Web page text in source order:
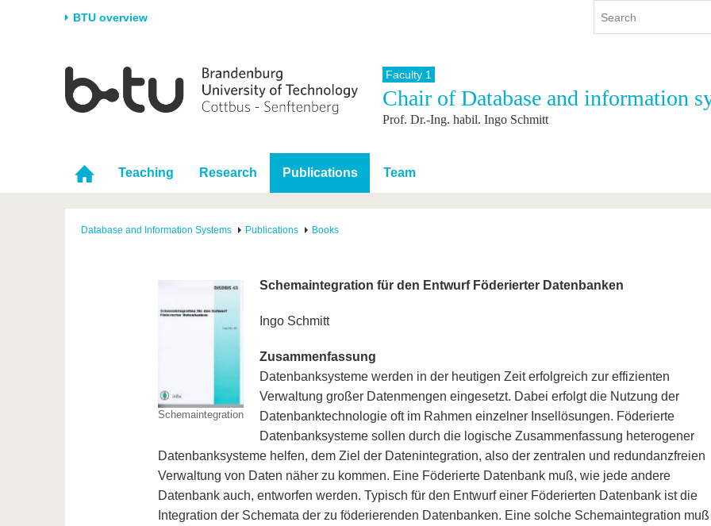
BTU overview
University
Career & Commitment
Partnerships & structural
change
Research
Research Support
Young Academics
Study
Study program
During studies
After Graduation
International
International Profile
International Students
Continuing Education
Faculty 1
Chair of Database and information
Prof. Dr.-Ing. habil. Ingo Schmitt
Teaching Research Publications Team
Database and Information Systems Publications Books
Schemaintegration
Schemaintegration für den Entwurf Föderierter Datenbanken
Ingo Schmitt
Zusammenfassung
Datenbanksysteme werden in der heutigen Zeit erfolgreich zur effizienten
Verwaltung großer Datenmengen eingesetzt. Dabei erfolgt die Nutzung der
Datenbanktechnologie oft im Rahmen einzelner Insellösungen. Föderierte
Datenbanksysteme sollen durch die logische Zusammenfassung heterogener
Datenbanksysteme helfen, dem Ziel der Datenintegration, also der zentralen und redundanzfreien
Verwaltung von Daten näher zu kommen. Eine Föderierte Datenbank muß, wie jede andere
Datenbank auch, entworfen werden. Typisch für den Entwurf einer Föderierten Datenbank ist die
Integration der Schemata der zu föderierenden Datenbanken. Eine solche Schemaintegration muß